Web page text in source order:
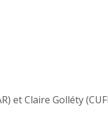
et Claire Golléty